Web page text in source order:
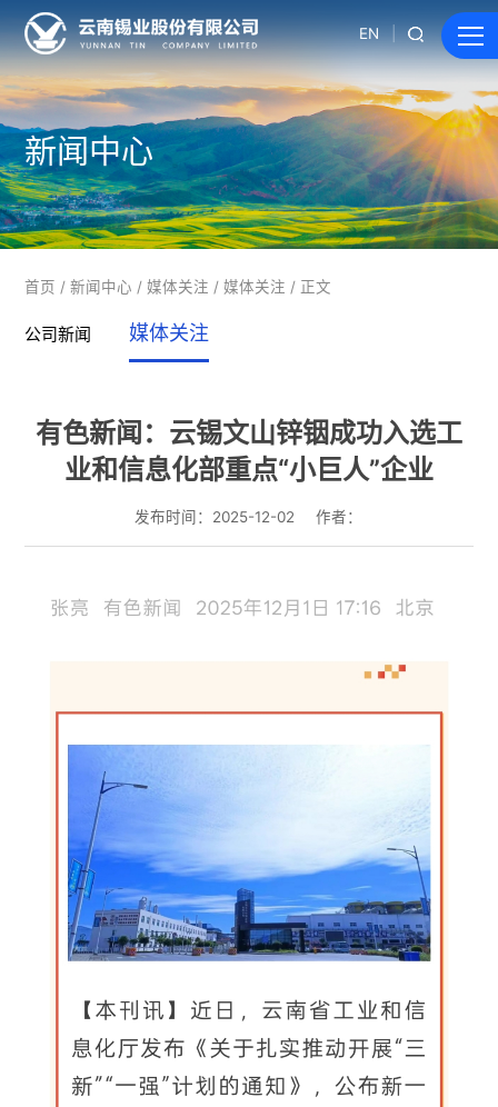
EN
新闻中心
首页 /新闻中心 /媒体关注 /媒体关注 / 正文
公司新闻 媒体关注
有色新闻：云锡文山锌铟成功入选工
业和信息化部重点“小巨人”企业
发布时间：2025-12-02 作者：